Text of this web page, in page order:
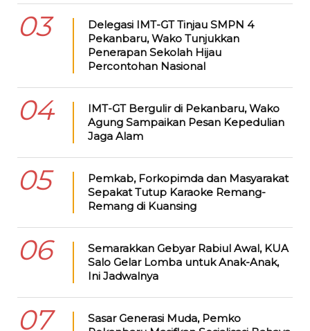
03
Delegasi IMT-GT Tinjau SMPN 4
Pekanbaru, Wako Tunjukkan
Penerapan Sekolah Hijau
Percontohan Nasional
04
IMT-GT Bergulir di Pekanbaru, Wako
Agung Sampaikan Pesan Kepedulian
Jaga Alam
05
Pemkab, Forkopimda dan Masyarakat
Sepakat Tutup Karaoke Remang-
Remang di Kuansing
06
Semarakkan Gebyar Rabiul Awal, KUA
Salo Gelar Lomba untuk Anak-Anak,
Ini Jadwalnya
07
Sasar Generasi Muda, Pemko